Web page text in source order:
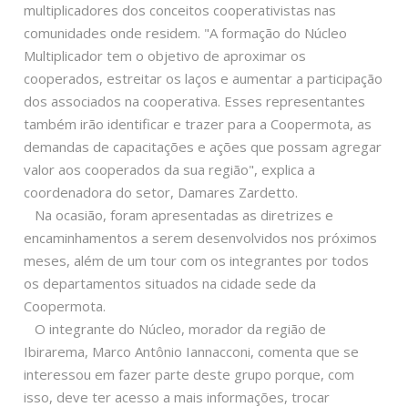
multiplicadores dos conceitos cooperativistas nas
comunidades onde residem. "A formação do Núcleo
Multiplicador tem o objetivo de aproximar os
cooperados, estreitar os laços e aumentar a participação
dos associados na cooperativa. Esses representantes
também irão identificar e trazer para a Coopermota, as
demandas de capacitações e ações que possam agregar
valor aos cooperados da sua região", explica a
coordenadora do setor, Damares Zardetto.
Na ocasião, foram apresentadas as diretrizes e
encaminhamentos a serem desenvolvidos nos próximos
meses, além de um tour com os integrantes por todos
os departamentos situados na cidade sede da
Coopermota.
O integrante do Núcleo, morador da região de
Ibirarema, Marco Antônio Iannacconi, comenta que se
interessou em fazer parte deste grupo porque, com
isso, deve ter acesso a mais informações, trocar